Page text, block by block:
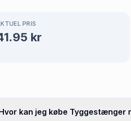
PRIS
kr
kan jeg købe Tyggestænger